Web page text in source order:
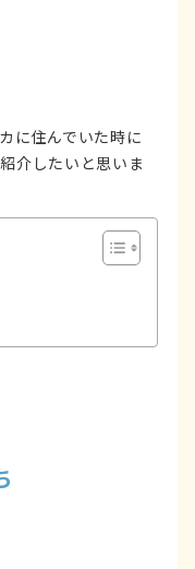
に住んでいた時に
介したいと思いま